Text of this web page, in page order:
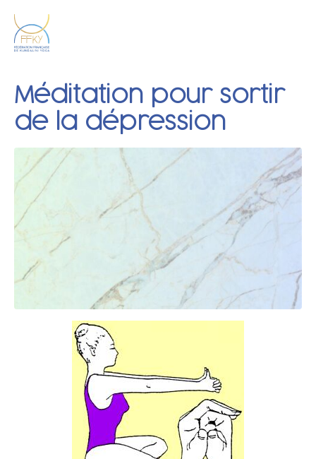
Méditation pour sortir
de la dépression